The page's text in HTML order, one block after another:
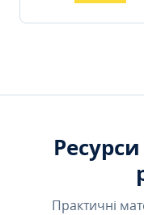
Практичні